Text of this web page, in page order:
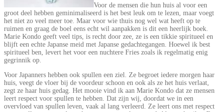
Voor de mensen die hun huis al voor een
groot deel hebben geminimaliseerd is het best leuk om te lezen, maar voegt
het niet zo veel meer toe. Maar voor wie thuis nog wel wat heeft op te
ruimen en graag de boel eens echt wil aanpakken is dit een heerlijk boek.
Marie Kondo geeft veel tips, is recht door zee, ze is een tikkie spiritueel en
blijft een echte Japanse meid met Japanse gedachtegangen. Hoewel ik best
spiritueel ben, levert het voor een nuchtere Fries zoals ik regelmatig enig
gegrinnik op.
Voor Japanners hebben ook spullen een ziel. Ze begroet iedere morgen haar
huis, veegt de vloer bij de voordeur schoon en ook als ze het huis verlaat,
zegt ze haar huis gedag. Het mooie vind ik aan Marie Kondo dat ze mensen
leert respect voor spullen te hebben. Dat zijn wij, doordat we in een
overvloed van spullen leven, vaak al lang verleerd. Ze leert ons met respect